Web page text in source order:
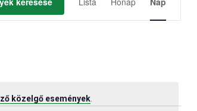
közelgő események
navigáció